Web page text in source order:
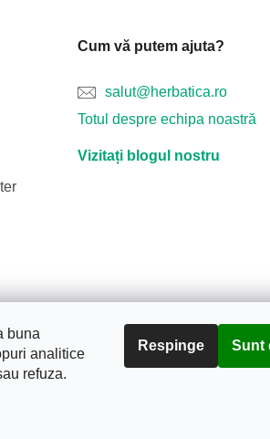
buna
analitice
refuza.
Respinge Sunt
Cum vă putem ajuta?
salut@herbatica.ro
Totul despre echipa noastră
Vizitați blogul nostru